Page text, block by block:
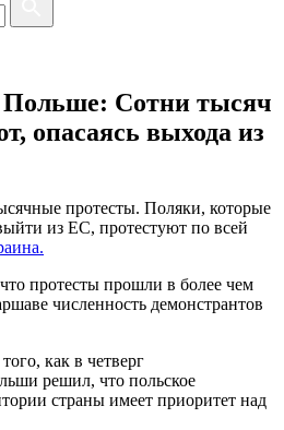
Польше: Сотни тысяч
опасаясь выхода из
протесты. Поляки, которые
из ЕС, протестуют по всей
протесты прошли в более чем
численность демонстрантов
как в четверг
решил, что польское
страны имеет приоритет над